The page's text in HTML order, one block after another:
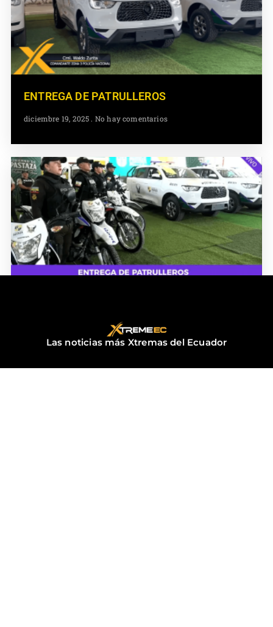
ENTREGA DE PATRULLEROS
diciembre 19, 2025 No hay comentarios
No hay comentarios
Las noticias más Xtremas del Ecuador